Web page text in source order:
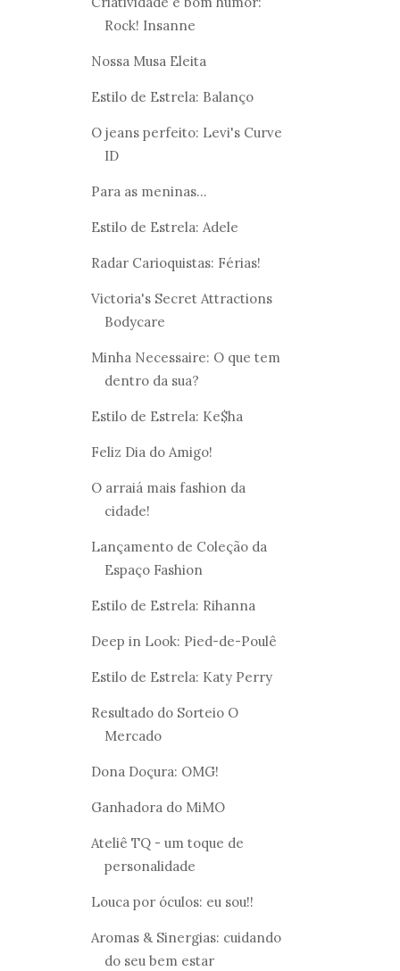
Rock! Insanne
Nossa Musa Eleita
Estilo de Estrela: Balanço
O jeans perfeito: Levi's Curve
ID
Para as meninas...
Estilo de Estrela: Adele
Radar Carioquistas: Férias!
Victoria's Secret Attractions
Bodycare
Minha Necessaire: O que tem
dentro da sua?
Estilo de Estrela: Ke$ha
Feliz Dia do Amigo!
O arraiá mais fashion da
cidade!
Lançamento de Coleção da
Espaço Fashion
Estilo de Estrela: Rihanna
Deep in Look: Pied-de-Poulê
Estilo de Estrela: Katy Perry
Resultado do Sorteio O
Mercado
Dona Doçura: OMG!
Ganhadora do MiMO
Ateliê TQ - um toque de
personalidade
Louca por óculos: eu sou!!
Aromas & Sinergias: cuidando
do seu bem estar